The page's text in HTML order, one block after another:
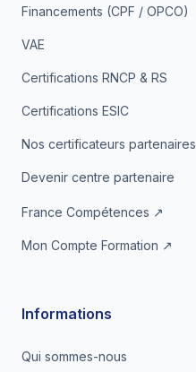
Financements (CPF / OPCO)
VAE
Certifications RNCP & RS
Certifications ESIC
Nos certificateurs partenaires
Devenir centre partenaire
France Compétences ↗
Mon Compte Formation ↗
Informations
Qui sommes-nous